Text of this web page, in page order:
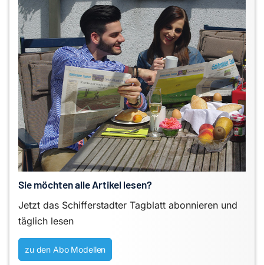
Sie möchten alle Artikel lesen?
Jetzt das Schifferstadter Tagblatt abonnieren und
täglich lesen
zu den Abo Modellen